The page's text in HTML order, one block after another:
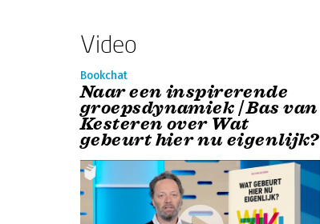
Video
Bookchat
Naar een inspirerende
groepsdynamiek | Bas van
Kesteren over Wat
gebeurt hier nu eigenlijk?